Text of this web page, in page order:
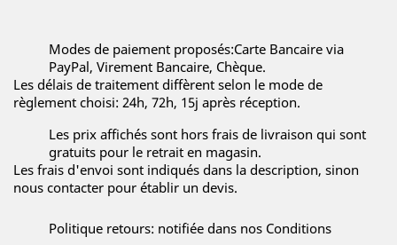
Modes de paiement proposés:Carte Bancaire via
PayPal, Virement Bancaire, Chèque.
Les délais de traitement diffèrent selon le mode de
règlement choisi: 24h, 72h, 15j après réception.
Les prix affichés sont hors frais de livraison qui sont
gratuits pour le retrait en magasin.
Les frais d'envoi sont indiqués dans la description, sinon
nous contacter pour établir un devis.
Politique retours: notifiée dans nos Conditions